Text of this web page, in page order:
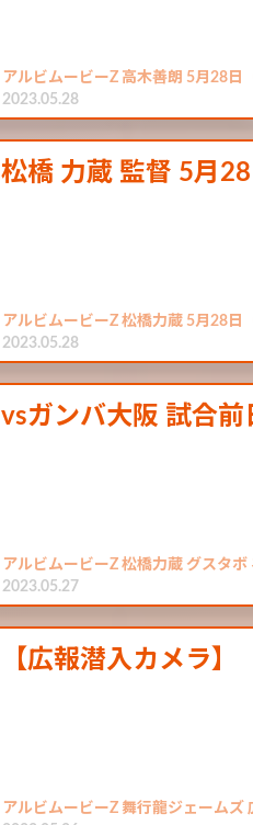
アルビムービーZ 高木善朗 5月28日
2023.05.28
松橋 力蔵 監督 5月
アルビムービーZ 松橋力蔵 5月28日
2023.05.28
vsガンバ大阪 試合
アルビムービーZ 松橋力蔵 グスタ
2023.05.27
【広報潜入カメラ】
アルビムービーZ 舞行龍ジェームズ